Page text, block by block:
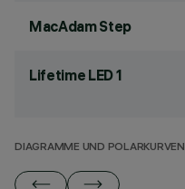
MacAdam Step
Lifetime LED 1
DIAGRAMME UND POLARKURVEN